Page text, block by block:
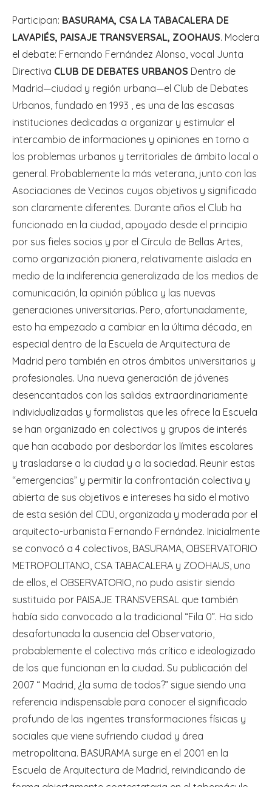
Participan: BASURAMA, CSA LA TABACALERA DE
LAVAPIÉS, PAISAJE TRANSVERSAL, ZOOHAUS. Modera
el debate: Fernando Fernández Alonso, vocal Junta
Directiva CLUB DE DEBATES URBANOS Dentro de
Madrid—ciudad y región urbana—el Club de Debates
Urbanos, fundado en 1993 , es una de las escasas
instituciones dedicadas a organizar y estimular el
intercambio de informaciones y opiniones en torno a
los problemas urbanos y territoriales de ámbito local o
general. Probablemente la más veterana, junto con las
Asociaciones de Vecinos cuyos objetivos y significado
son claramente diferentes. Durante años el Club ha
funcionado en la ciudad, apoyado desde el principio
por sus fieles socios y por el Círculo de Bellas Artes,
como organización pionera, relativamente aislada en
medio de la indiferencia generalizada de los medios de
comunicación, la opinión pública y las nuevas
generaciones universitarias. Pero, afortunadamente,
esto ha empezado a cambiar en la última década, en
especial dentro de la Escuela de Arquitectura de
Madrid pero también en otros ámbitos universitarios y
profesionales. Una nueva generación de jóvenes
desencantados con las salidas extraordinariamente
individualizadas y formalistas que les ofrece la Escuela
se han organizado en colectivos y grupos de interés
que han acabado por desbordar los límites escolares
y trasladarse a la ciudad y a la sociedad. Reunir estas
“emergencias” y permitir la confrontación colectiva y
abierta de sus objetivos e intereses ha sido el motivo
de esta sesión del CDU, organizada y moderada por el
arquitecto-urbanista Fernando Fernández. Inicialmente
se convocó a 4 colectivos, BASURAMA, OBSERVATORIO
METROPOLITANO, CSA TABACALERA y ZOOHAUS, uno
de ellos, el OBSERVATORIO, no pudo asistir siendo
sustituido por PAISAJE TRANSVERSAL que también
había sido convocado a la tradicional “Fila 0”. Ha sido
desafortunada la ausencia del Observatorio,
probablemente el colectivo más crítico e ideologizado
de los que funcionan en la ciudad. Su publicación del
2007 “ Madrid, ¿la suma de todos?” sigue siendo una
referencia indispensable para conocer el significado
profundo de las ingentes transformaciones físicas y
sociales que viene sufriendo ciudad y área
metropolitana. BASURAMA surge en el 2001 en la
Escuela de Arquitectura de Madrid, reivindicando de